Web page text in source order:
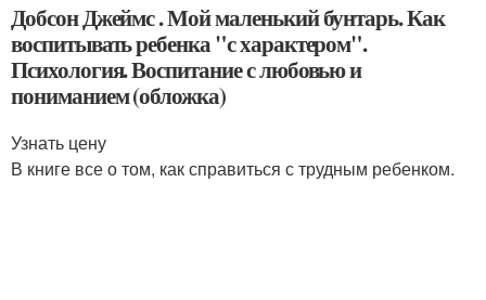
Добсон Джеймс . Мой маленький бунтарь. Как
воспитывать ребенка "с характером".
Психология. Воспитание с любовью и
пониманием (обложка)
Узнать цену
В книге все о том, как справиться с трудным ребенком.